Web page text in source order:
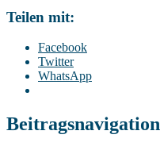
Teilen mit:
Facebook
Twitter
WhatsApp
Beitragsnavigation